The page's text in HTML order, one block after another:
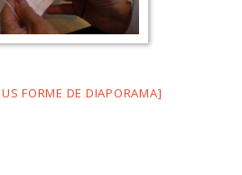
FORME DE DIAPORAMA]